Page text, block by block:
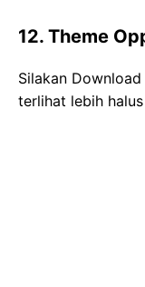
12. Theme
Silakan
terlihat lebih